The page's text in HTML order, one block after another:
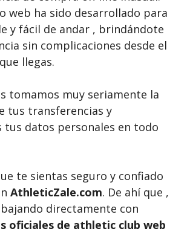
web ha sido desarrollado para
y fácil de andar , brindándote
sin complicaciones desde el
llegas.
tomamos muy seriamente la
tus transferencias y
tus datos personales en todo
te sientas seguro y confiado
AthleticZale.com. De ahí que ,
directamente con
oficiales de athletic club web